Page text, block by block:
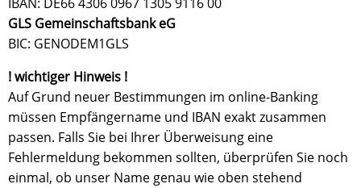
GLS Gemeinschaftsbank eG
BIC: GENODEM1GLS
! wichtiger Hinweis !
Auf Grund neuer Bestimmungen im online-Banking
müssen Empfängername und IBAN exakt zusammen
passen. Falls Sie bei Ihrer Überweisung eine
Fehlermeldung bekommen sollten, überprüfen Sie noch
einmal, ob unser Name genau wie oben stehend